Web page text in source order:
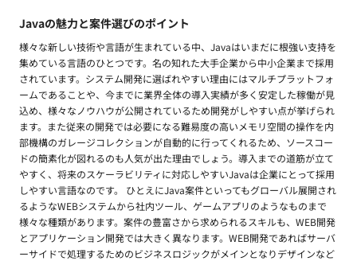
Javaの魅力と案件選びのポイント
様々な新しい技術や言語が生まれている中、Javaはいまだに根強い支持を
集めている言語のひとつです。名の知れた大手企業から中小企業まで採用
されています。システム開発に選ばれやすい理由にはマルチプラットフォ
ームであることや、今までに業界全体の導入実績が多く安定した稼働が見
込め、様々なノウハウが公開されているため開発がしやすい点が挙げられ
ます。また従来の開発では必要になる難易度の高いメモリ空間の操作を内
部機構のガレージコレクションが自動的に行ってくれるため、ソースコー
ドの簡素化が図れるのも人気が出た理由でしょう。導入までの道筋が立て
やすく、将来のスケーラビリティに対応しやすいJavaは企業にとって採用
しやすい言語なのです。 ひとえにJava案件といってもグローバル展開され
るようなWEBシステムから社内ツール、ゲームアプリのようなものまで
様々な種類があります。案件の豊富さから求められるスキルも、WEB開発
とアプリケーション開発では大きく異なります。WEB開発であればサーバ
ーサイドで処理するためのビジネスロジックがメインとなりデザインなど